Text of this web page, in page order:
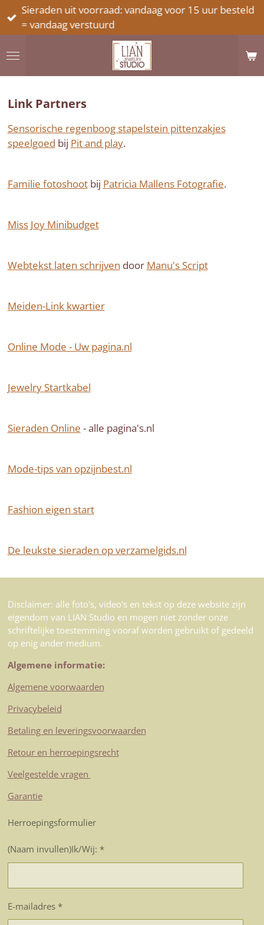
Ga
direct
de
Sieraden uit voorraad: vandaag voor 15 uur besteld
= vandaag verstuurd
Link Partners
Sensorische regenboog stapelstein pittenzakjes
speelgoed bij Pit and play.
Familie fotoshootbij Patricia Mallens Fotografie.
Miss Joy Minibudget
Webtekst laten schrijven door Manu's Script
Meiden-Link kwartier
Online Mode - Uw pagina.nl
Jewelry Startkabel
Sieraden Online - alle pagina's.nl
Mode-tips van opzijnbest.nl
Fashion eigen start
De leukste sieraden op verzamelgids.nl
Disclaimer: alle foto's, video's en tekst op deze website zijn
eigendom van LIAN Studio en mogen niet zonder onze
schriftelijke toestemming vooraf worden gebruikt of gedeeld
op enig ander medium.
Algemene informatie:
Algemene voorwaarden
Privacybeleid
Betaling en leveringsvoorwaarden
Retour en herroepingsrecht
Veelgestelde vragen
Garantie
Herroepingsformulier
(Naam invullen)Ik/Wij: *
E-mailadres *